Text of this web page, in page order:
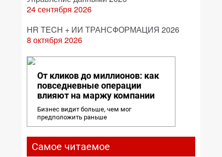
24 сентября 2026
HR TECH + ИИ ТРАНСФОРМАЦИЯ 2026
8 октября 2026
От кликов до миллионов: как
повседневные операции
влияют на маржу компании
Бизнес видит больше, чем мог
предположить раньше
Самое читаемое